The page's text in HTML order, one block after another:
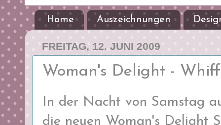
Home Auszeichnungen
FREITAG, 12. JUNI 2009
Woman's Delight - Whiff
In der Nacht von Samstag
die neuen Woman's Delight